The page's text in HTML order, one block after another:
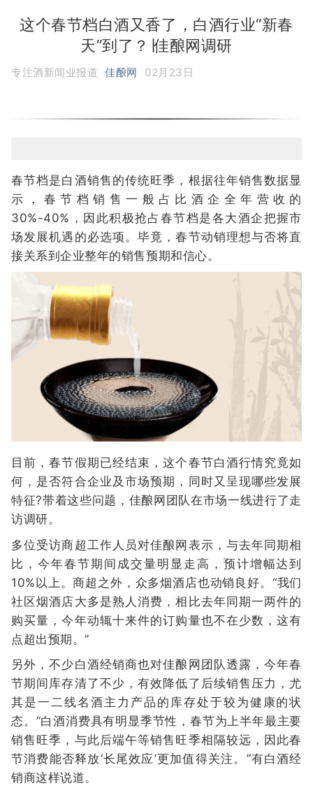
这个春节档白酒又香了，白酒行业“新春
天”到了？∣佳酿网调研
专注酒新闻业报道 佳酿网 02月23日
春节档是白酒销售的传统旺季，根据往年销售数据显
示，春节档销售一般占比酒企全年营收的
30%-40%，因此积极抢占春节档是各大酒企把握市
场发展机遇的必选项。毕竟，春节动销理想与否将直
接关系到企业整年的销售预期和信心。
目前，春节假期已经结束，这个春节白酒行情究竟如
何，是否符合企业及市场预期，同时又呈现哪些发展
特征?带着这些问题，佳酿网团队在市场一线进行了走
访调研。
多位受访商超工作人员对佳酿网表示，与去年同期相
比，今年春节期间成交量明显走高，预计增幅达到
10%以上。商超之外，众多烟酒店也动销良好。“我们
社区烟酒店大多是熟人消费，相比去年同期一两件的
购买量，今年动辄十来件的订购量也不在少数，这有
点超出预期。”
另外，不少白酒经销商也对佳酿网团队透露，今年春
节期间库存清了不少，有效降低了后续销售压力，尤
其是一二线名酒主力产品的库存处于较为健康的状
态。“白酒消费具有明显季节性，春节为上半年最主要
销售旺季，与此后端午等销售旺季相隔较远，因此春
节消费能否释放‘长尾效应’更加值得关注。”有白酒经
销商这样说道。